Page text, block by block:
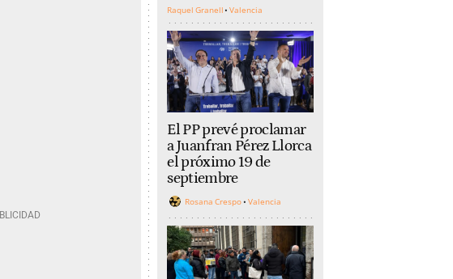
Raquel Granell Valencia
El PP prevé proclamar
a Juanfran Pérez Llorca
el próximo 19 de
septiembre
Rosana Crespo Valencia